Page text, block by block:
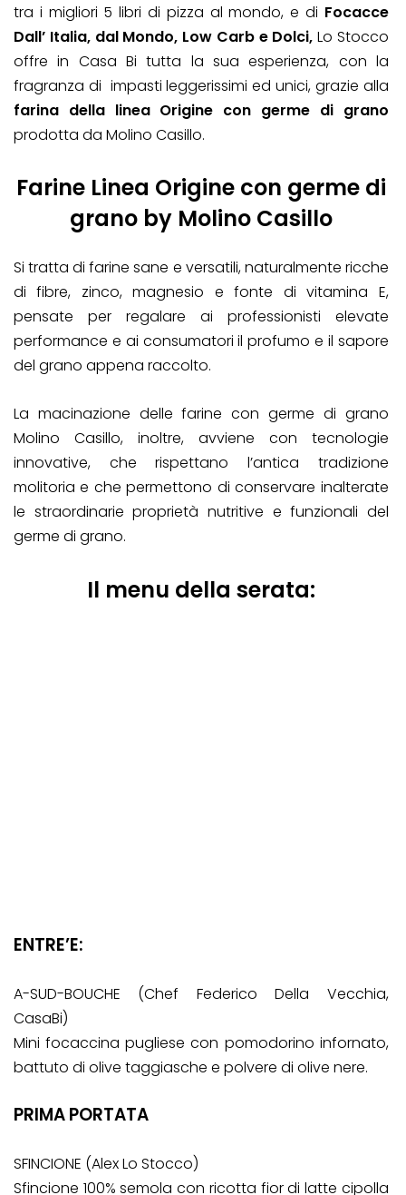
tra i migliori 5 libri di pizza al mondo, e di Focacce
Dall’ Italia, dal Mondo, Low Carb e Dolci, Lo Stocco
offre in Casa Bi tutta la sua esperienza, con la
fragranza di impasti leggerissimi ed unici, grazie alla
farina della linea Origine con germe di grano
prodotta da Molino Casillo.
Farine Linea Origine con germe di
granoby Molino Casillo
Si tratta di farine sane e versatili, naturalmente ricche
di fibre, zinco, magnesio e fonte di vitamina E,
pensate per regalare ai professionisti elevate
performance e ai consumatori il profumo e il sapore
del grano appena raccolto.
La macinazione delle farine con germe di grano
Molino Casillo, inoltre, avviene con tecnologie
innovative, che rispettano l’antica tradizione
molitoria e che permettono di conservare inalterate
le straordinarie proprietà nutritive e funzionali del
germe di grano.
Il menu della serata:
ENTRE’E:
A-SUD-BOUCHE (Chef Federico Della Vecchia,
CasaBi)
Mini focaccina pugliese con pomodorino infornato,
battuto di olive taggiasche e polvere di olive nere.
PRIMA PORTATA
SFINCIONE (Alex Lo Stocco)
Sfincione 100% semola con ricotta fior di latte cipolla